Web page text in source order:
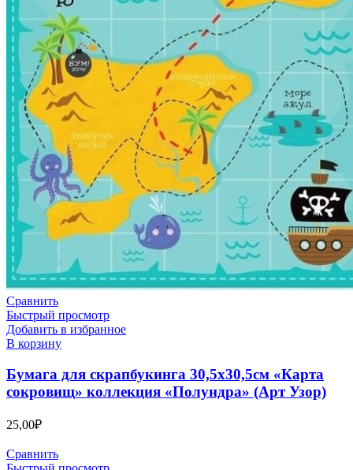
Сравнить
Быстрый просмотр
Добавить в избранное
В корзину
Бумага для скрапбукинга 30,5х30,5см «Карта
сокровищ» коллекция «Полундра» (Арт Узор)
25,00₽
Сравнить